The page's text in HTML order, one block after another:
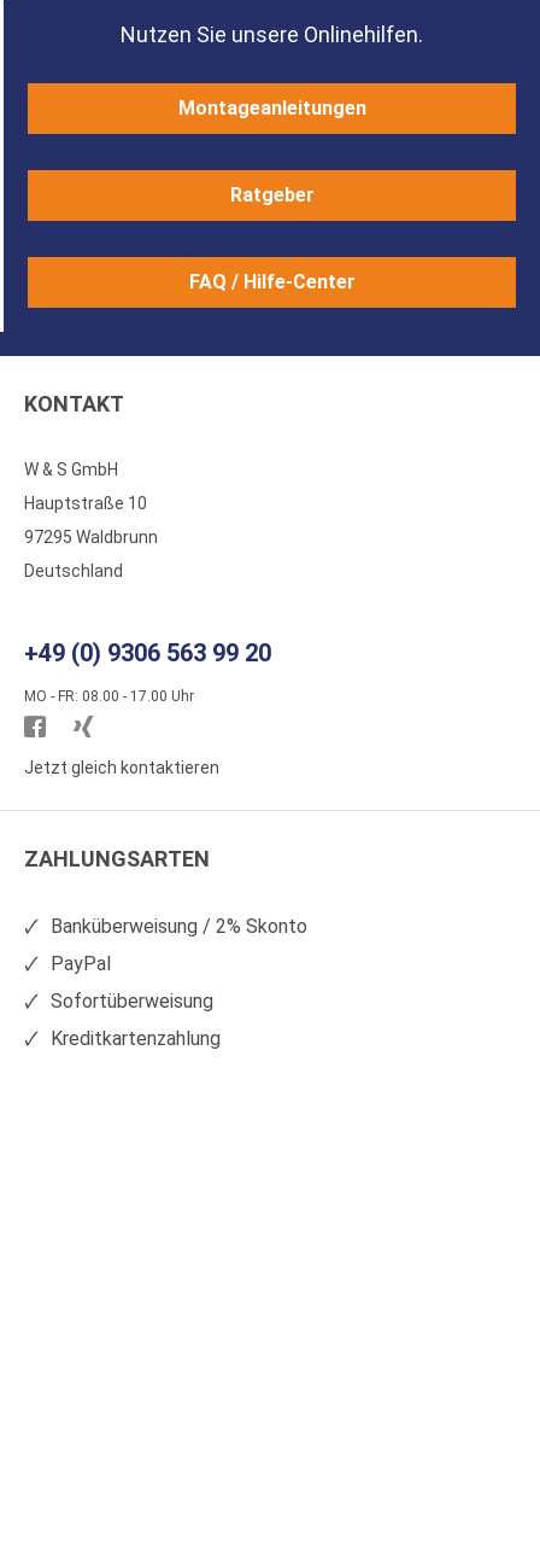
Nutzen Sie unsere Onlinehilfen.
Montageanleitungen
Ratgeber
FAQ / Hilfe-Center
KONTAKT
W & S GmbH
Hauptstraße 10
97295 Waldbrunn
Deutschland
+49 (0) 9306 563 99 20
MO - FR: 08.00 - 17.00 Uhr
Besuchen
Sie
auf
Sie
auf
Jetzt gleich kontaktieren
ZAHLUNGSARTEN
Banküberweisung / 2% Skonto
PayPal
Sofortüberweisung
Kreditkartenzahlung